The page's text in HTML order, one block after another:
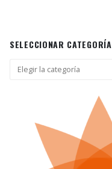
SELECCIONAR CATEGORÍA
Seleccionar
categoría